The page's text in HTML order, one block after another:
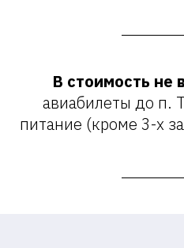
В стоимость не
авиабилеты до п.
питание (кроме 3-х